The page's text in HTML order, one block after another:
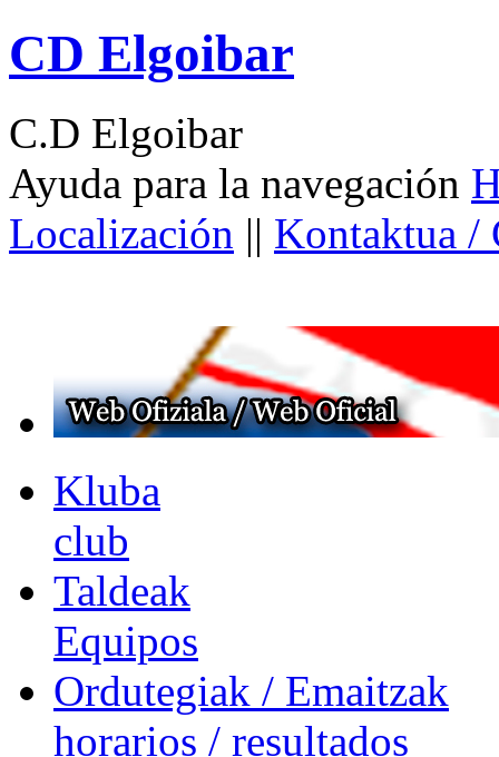
CD Elgoibar
C.D Elgoibar
Ayuda para la navegación
Localización || Kontaktua /
Kluba
club
Taldeak
Equipos
Ordutegiak / Emaitzak
horarios / resultados